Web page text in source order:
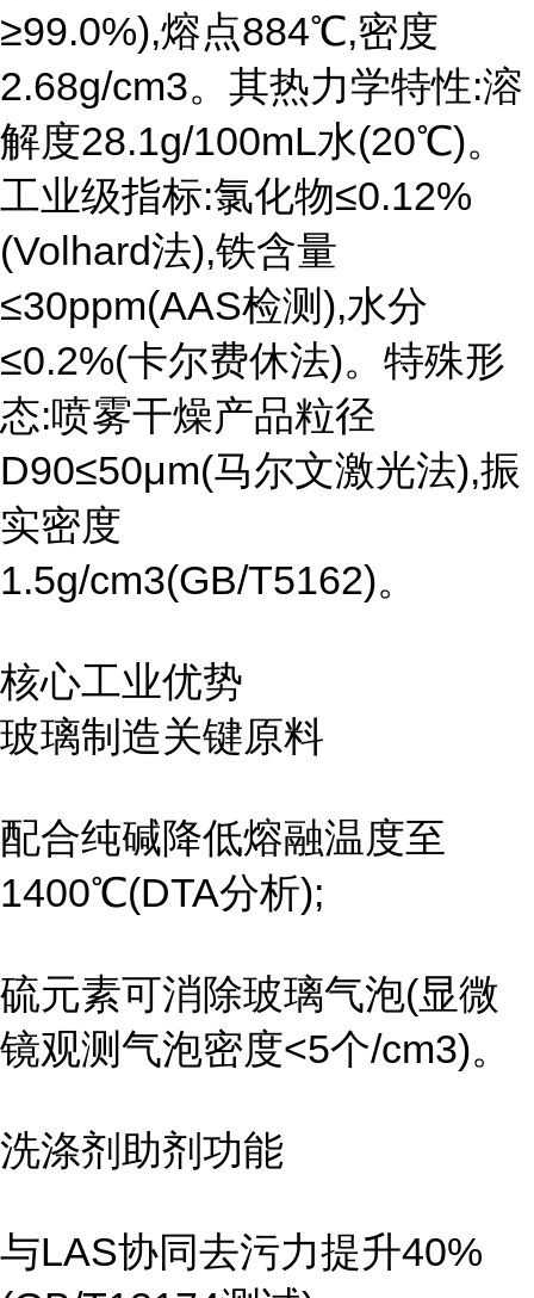
≥99.0%),熔点884℃,密度
2.68g/cm3。其热力学特性:溶
解度28.1g/100mL水(20℃)。
工业级指标:氯化物≤0.12%
(Volhard法),铁含量
≤30ppm(AAS检测),水分
≤0.2%(卡尔费休法)。特殊形
态:喷雾干燥产品粒径
D90≤50μm(马尔文激光法),振
实密度
1.5g/cm3(GB/T5162)。
核心工业优势
玻璃制造关键原料
配合纯碱降低熔融温度至
1400℃(DTA分析);
硫元素可消除玻璃气泡(显微
镜观测气泡密度<5个/cm3)。
洗涤剂助剂功能
与LAS协同去污力提升40%